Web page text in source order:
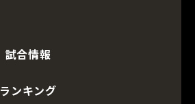
試合情報
ランキング